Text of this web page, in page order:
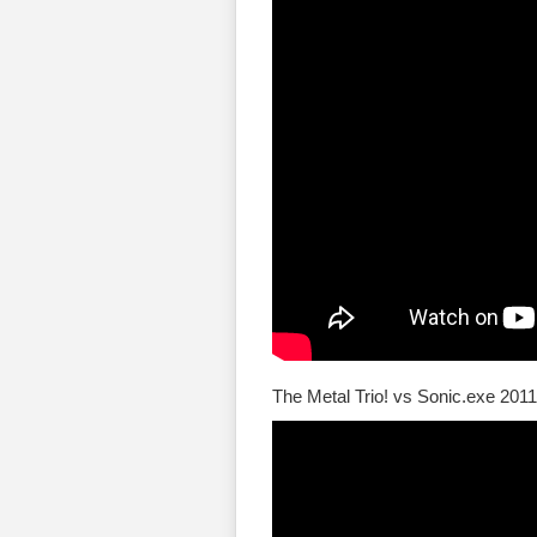
The Metal Trio! vs Sonic.exe